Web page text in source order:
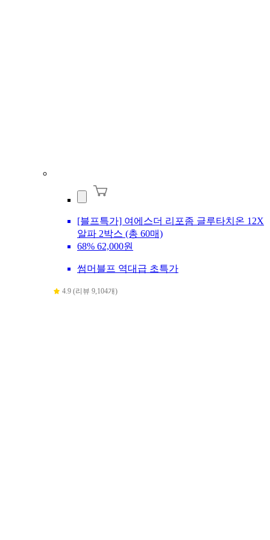
[블프특가] 여에스더 리포좀 글루타치온 12X
알파 2박스 (총 60매)
68% 62,000원
썸머블프 역대급 초특가
4.9 (리뷰 9,104개)